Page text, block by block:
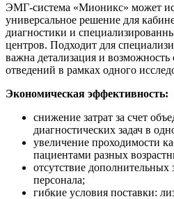
ЭМГ-система «Мионикс» может
универсальное решение для
диагностики и
центров. Подходит для
важна детализация и возможность
отведений в рамках одного
Экономическая эффективность:
снижение затрат за счет
диагностических задач в
увеличение проходимости
пациентами разных
отсутствие дополнительных
персонала;
гибкие условия поставки: